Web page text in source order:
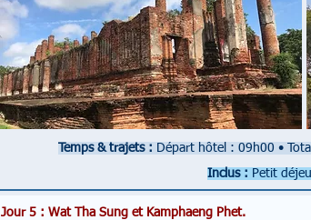
Temps & trajets : Départ hôtel : 09h00 •
Inclus : Petit
Jour 5 : Wat Tha Sung et Kamphaeng Phet.